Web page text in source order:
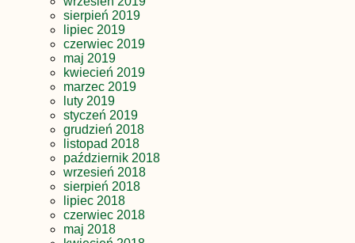
sierpień 2019
lipiec 2019
czerwiec 2019
maj 2019
kwiecień 2019
marzec 2019
luty 2019
styczeń 2019
grudzień 2018
listopad 2018
październik 2018
wrzesień 2018
sierpień 2018
lipiec 2018
czerwiec 2018
maj 2018